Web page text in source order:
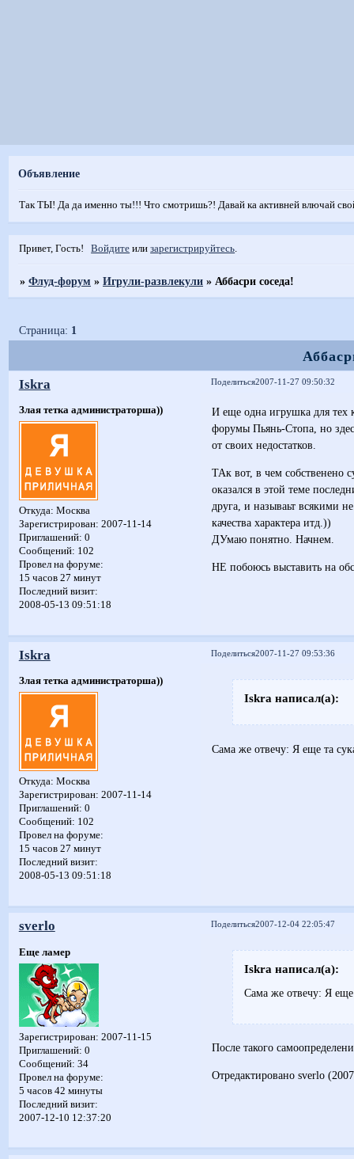
Объявление
Так ТЫ! Да да именно ты!!! Что смотришь?! Давай ка активней влючай
Привет, Гость! Войдите илизарегистрируйтесь.
»Флуд-форум »Игрули-развлекули » Аббасри соседа!
Страница: 1
Поделиться2007-11-27 09:50:32
Iskra
Злая тетка администраторша))
Откуда: Москва
Зарегистрирован: 2007-11-14
Приглашений: 0
Сообщений: 102
Провел на форуме:
15 часов 27 минут
Последний визит:
2008-05-13 09:51:18
И еще одна игрушка для тех
форумы Пьянь-Стопа, но
от своих недостатков.
ТАк вот, в чем собственено
оказался в этой теме
друга, и называьт всякими
качества характера итд.))
ДУмаю понятно. Начнем.
НЕ побоюсь выставить на
Поделиться2007-11-27 09:53:36
Iskra
Злая тетка администраторша))
Откуда: Москва
Зарегистрирован: 2007-11-14
Приглашений: 0
Сообщений: 102
Провел на форуме:
15 часов 27 минут
Последний визит:
2008-05-13 09:51:18
Iskra написал(а):
Сама же отвечу: Я еще та
Поделиться2007-12-04 22:05:47
sverlo
Еще ламер
Зарегистрирован: 2007-11-15
Приглашений: 0
Сообщений: 34
Провел на форуме:
5 часов 42 минуты
Последний визит:
2007-12-10 12:37:20
Iskra написал(а):
Сама же отвечу: Я еще
После такого
Отредактировано sverlo